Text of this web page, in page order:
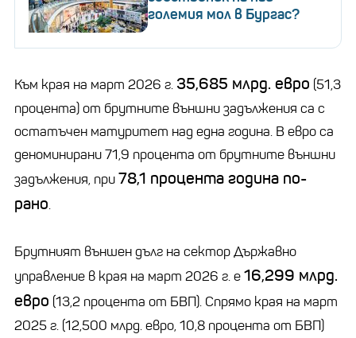
големия мол в Бургас?
Към края на март 2026 г. 35,685 млрд. евро (51,3
процента) от брутните външни задължения са с
остатъчен матуритет над една година. В евро са
деноминирани 71,9 процента от брутните външни
задължения, при78,1 процента година по-
рано.
Брутният външен дълг на сектор Държавно
управление в края на март 2026 г. е16,299 млрд.
евро (13,2 процента от БВП). Спрямо края на март
2025 г. (12,500 млрд. евро, 10,8 процента от БВП)